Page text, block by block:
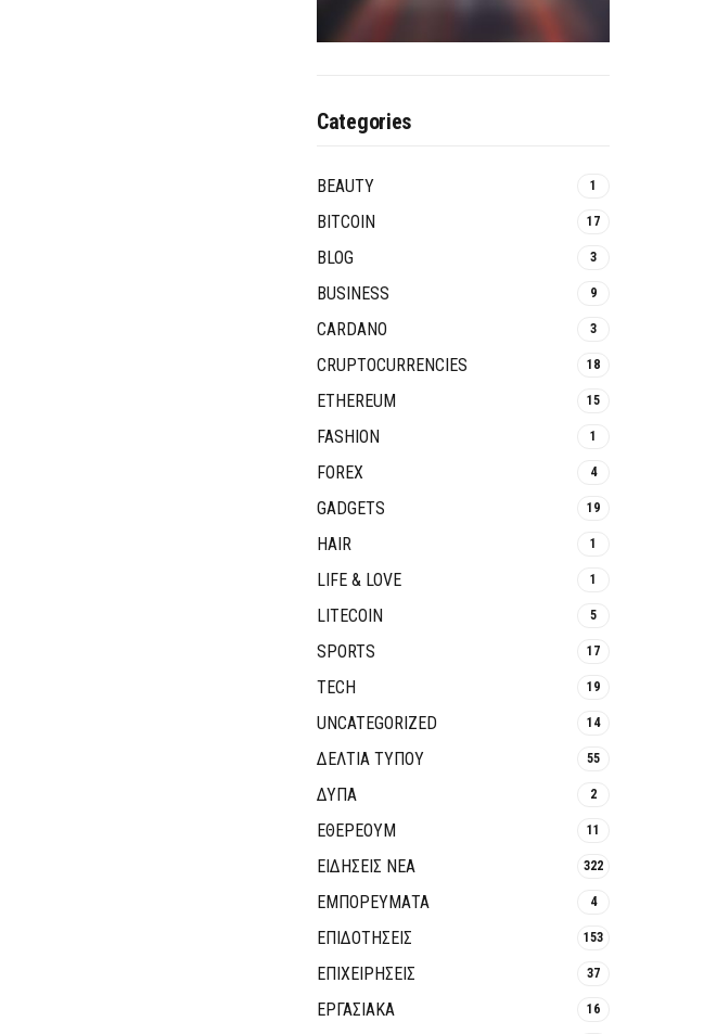
Categories
BEAUTY 1
BITCOIN 17
BLOG 3
BUSINESS 9
CARDANO 3
CRUPTOCURRENCIES 18
ETHEREUM 15
FASHION 1
FOREX 4
GADGETS 19
HAIR 1
LIFE & LOVE 1
LITECOIN 5
SPORTS 17
TECH 19
UNCATEGORIZED 14
ΔΕΛΤΙΑ ΤΥΠΟΥ 55
ΔΥΠΑ 2
ΕΘΈΡΕΟΥΜ 11
ΕΙΔΗΣΕΙΣ ΝΕΑ 322
ΕΜΠΟΡΕΥΜΑΤΑ 4
ΕΠΙΔΟΤΗΣΕΙΣ 153
ΕΠΙΧΕΙΡΗΣΕΙΣ 37
ΕΡΓΑΣΙΑΚΑ 16